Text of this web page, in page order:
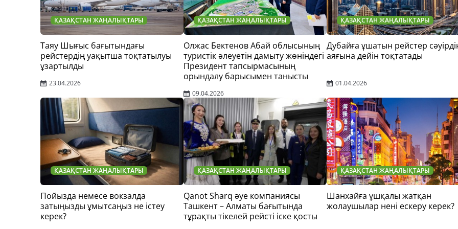
ҚАЗАҚСТАН ЖАҢАЛЫҚТАРЫ
Таяу Шығыс бағытындағы
рейстердің уақытша тоқтатылуы
ұзартылды
23.04.2026
ҚАЗАҚСТАН ЖАҢАЛЫҚТАРЫ
Олжас Бектенов Абай облысының
туристік әлеуетін дамыту жөніндегі
Президент тапсырмасының
орындалу барысымен танысты
09.04.2026
ҚАЗАҚСТАН ЖАҢАЛЫҚТАРЫ
Дубайға ұшатын рейстер
аяғына дейін тоқтатады
01.04.2026
ҚАЗАҚСТАН ЖАҢАЛЫҚТАРЫ
Пойызда немесе вокзалда
затыңызды ұмытсаңыз не істеу
керек?
ҚАЗАҚСТАН ЖАҢАЛЫҚТАРЫ
Qanot Sharq әуе компаниясы
Ташкент – Алматы бағытында
тұрақты тікелей рейсті іске қосты
ҚАЗАҚСТАН ЖАҢАЛЫҚТАРЫ
Шанхайға ұшқалы жатқан
жолаушылар нені ескеру керек?